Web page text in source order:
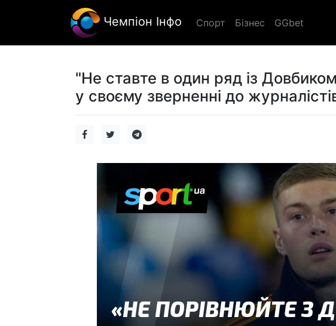
Чемпіон Інфо Спорт Бізнес GGbet
"Не ставте в один ряд із
у своєму зверненні до